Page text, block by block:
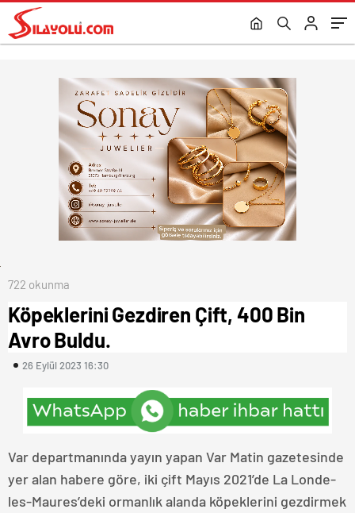
722 okunma
Köpeklerini Gezdiren Çift, 400 Bin
Avro Buldu.
26 Eylül 2023 16:30
Var departmanında yayın yapan Var Matin gazetesinde
yer alan habere göre, iki çift Mayıs 2021’de La Londe-
les-Maures’deki ormanlık alanda köpeklerini gezdirmek